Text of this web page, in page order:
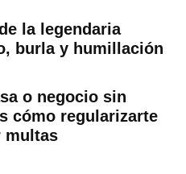
la legendaria
burla y humillación
o negocio sin
cómo regularizarte
multas